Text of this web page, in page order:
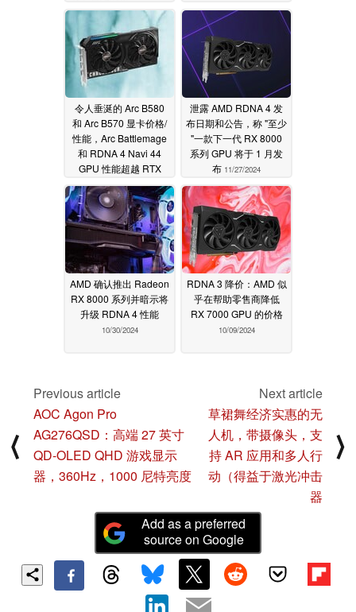
令人垂涎的 Arc B580
和 Arc B570 显卡价格/
性能，Arc Battlemage
和 RDNA 4 Navi 44
GPU 性能超越 RTX
4060 Ti12/02/2024
泄露 AMD RDNA 4 发
布日期和公告，称 "至少
"一款下一代 RX 8000
系列 GPU 将于 1 月发
布 11/27/2024
AMD 确认推出 Radeon
RX 8000 系列并暗示将
升级 RDNA 4 性能
10/30/2024
RDNA 3 降价：AMD 似
乎在帮助零售商降低
RX 7000 GPU 的价格
10/09/2024
⟨
Previous article
AOC Agon Pro
AG276QSD：高端 27 英寸
QD-OLED QHD 游戏显示
器，360Hz，1000 尼特亮度
Next article
草裙舞经济实惠的无
人机，带摄像头，支
持 AR 应用和多人行
动（得益于激光冲击
器
⟩
Add as a preferred
source on Google